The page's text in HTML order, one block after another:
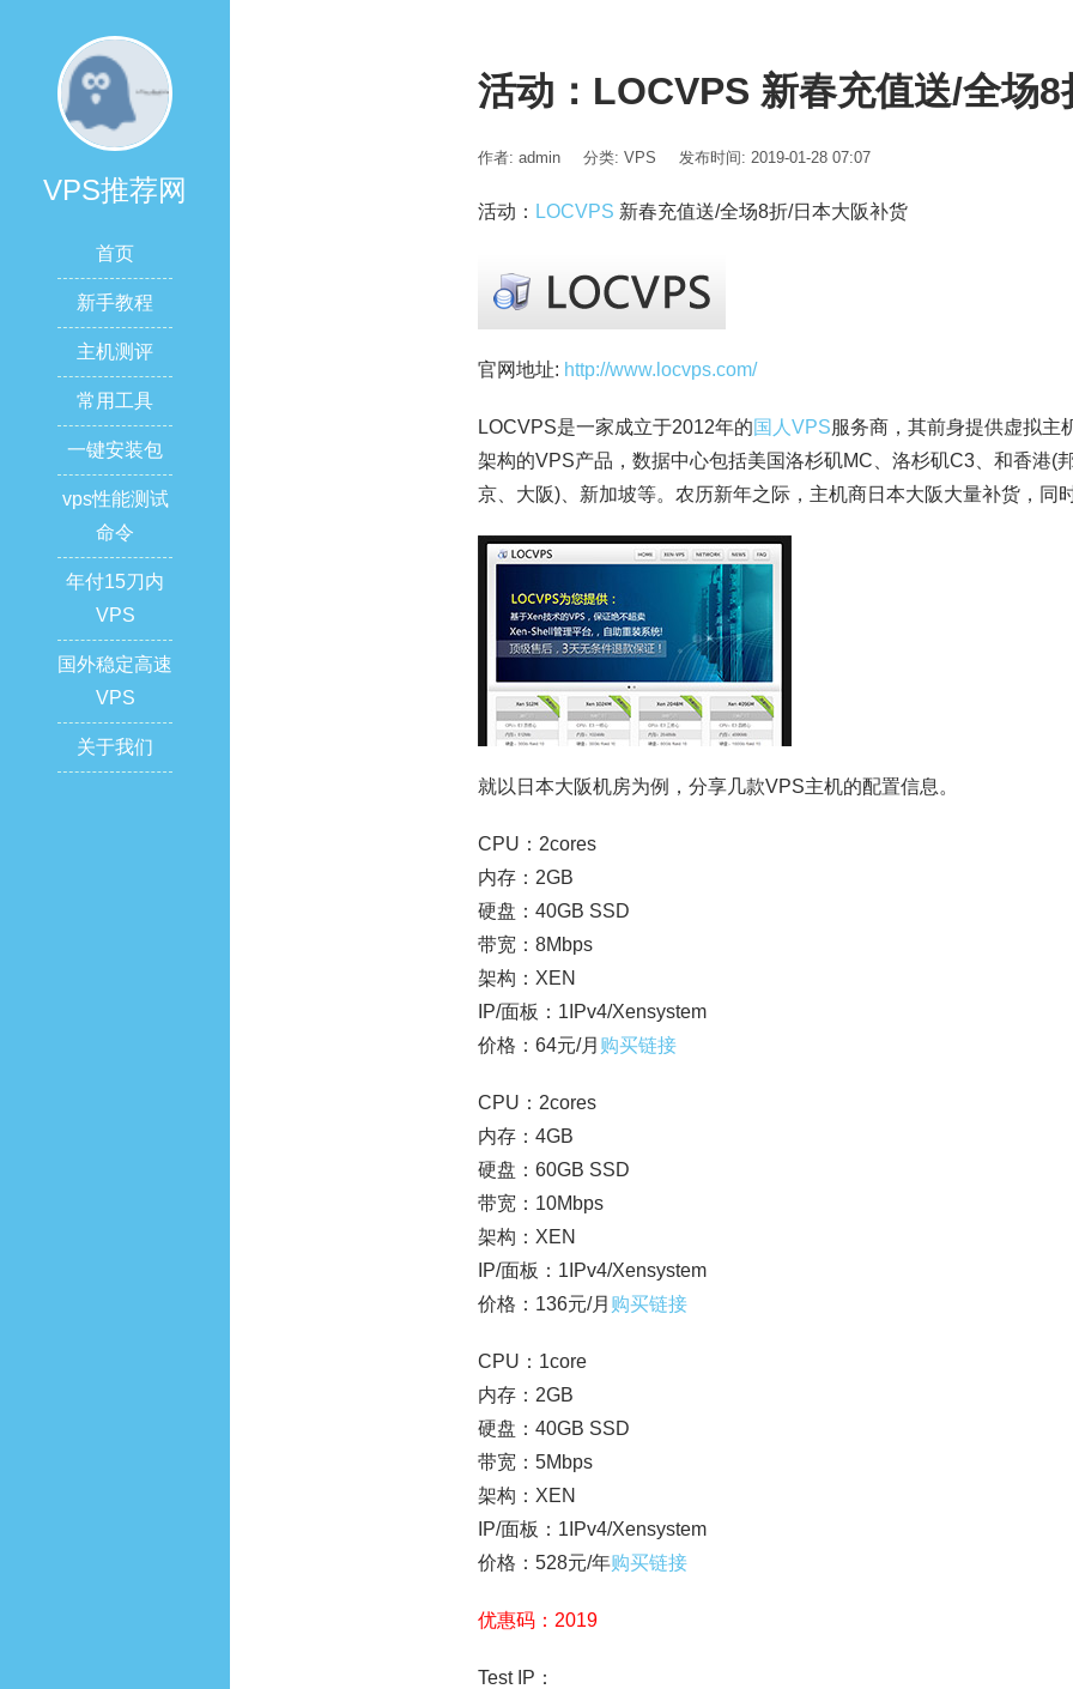
VPS推荐网
首页
新手教程
主机测评
常用工具
一键安装包
vps性能测试
命令
年付15刀内
VPS
国外稳定高速
VPS
关于我们
活动：LOCVPS 新春充值送/全场
作者: admin 分类: VPS 发布时间: 2019-01-28 07:07
活动： LOCVPS 新春充值送/全场8折/日本大阪补货
官网地址: http://www.locvps.com/
LOCVPS是一家成立于2012年的国人VPS服务商，其前身提供虚拟主
架构的VPS产品，数据中心包括美国洛杉矶MC、洛杉矶C3、和香港(
京、大阪)、新加坡等。农历新年之际，主机商日本大阪大量补货，同
就以日本大阪机房为例，分享几款VPS主机的配置信息。
CPU：2cores
内存：2GB
硬盘：40GB SSD
带宽：8Mbps
架构：XEN
IP/面板：1IPv4/Xensystem
价格：64元/月 购买链接
CPU：2cores
内存：4GB
硬盘：60GB SSD
带宽：10Mbps
架构：XEN
IP/面板：1IPv4/Xensystem
价格：136元/月 购买链接
CPU：1core
内存：2GB
硬盘：40GB SSD
带宽：5Mbps
架构：XEN
IP/面板：1IPv4/Xensystem
价格：528元/年购买链接
优惠码：2019
Test IP：